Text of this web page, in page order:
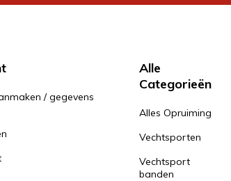
/ gegevens
Alle
Categorieën
Alles Opruiming
Vechtsporten
Vechtsport
banden